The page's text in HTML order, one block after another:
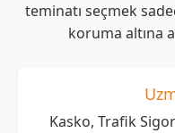
teminatı seçmek
koruma altına
Kasko, Trafik